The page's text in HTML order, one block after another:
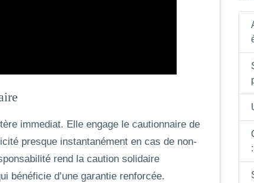
immediat. Elle engage le cautionnaire de
presque instantanément en cas de non-
rend la caution solidaire
bénéficie d’une garantie renforcée.